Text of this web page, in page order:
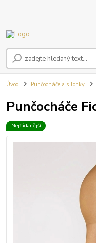
Úvod Punčocháče a silonky
Punčocháče
Nejžádanější